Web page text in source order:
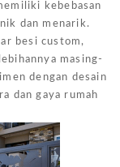
kebebasan
dan menarik.
besi custom,
masing-
dengan desain
dan gaya rumah